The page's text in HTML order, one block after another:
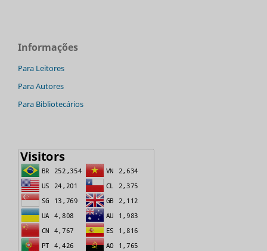
Informações
Para Leitores
Para Autores
Para Bibliotecários